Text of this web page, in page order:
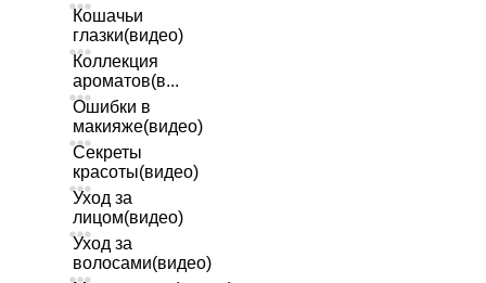
Кошачьи
глазки(видео)
Коллекция
ароматов(в...
Ошибки в
макияже(видео)
Секреты
красоты(видео)
Уход за
лицом(видео)
Уход за
волосами(видео)